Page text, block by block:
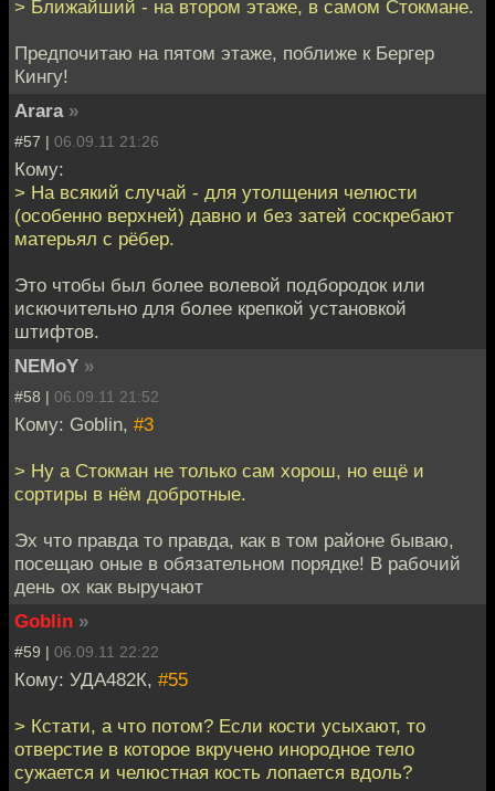
> Ближайший - на втором этаже, в самом Стокмане.
Предпочитаю на пятом этаже, поближе к Бергер
Кингу!
Arara »
#57 | 06.09.11 21:26
Кому:
> На всякий случай - для утолщения челюсти
(особенно верхней) давно и без затей соскребают
матерьял с рёбер.
Это чтобы был более волевой подбородок или
искючительно для более крепкой установкой
штифтов.
NEMoY »
#58 | 06.09.11 21:52
Кому: Goblin, #3
> Ну а Стокман не только сам хорош, но ещё и
сортиры в нём добротные.
Эх что правда то правда, как в том районе бываю,
посещаю оные в обязательном порядке! В рабочий
день ох как выручают
Goblin »
#59 | 06.09.11 22:22
Кому: УДА482К, #55
> Кстати, а что потом? Если кости усыхают, то
отверстие в которое вкручено инородное тело
сужается и челюстная кость лопается вдоль?